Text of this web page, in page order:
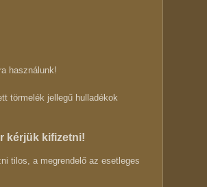
használunk!
törmelék jellegű hulladékok
kérjük kifizetni!
tilos, a megrendelő az esetleges